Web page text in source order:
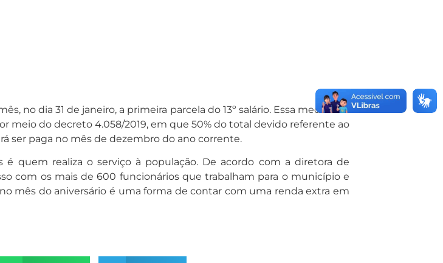
no dia 31 de janeiro, a primeira parcela do 13º salário. Essa medida foi
meio do decreto 4.058/2019, em que 50% do total devido referente ao
ser paga no mês de dezembro do ano corrente.
é quem realiza o serviço à população. De acordo com a diretora de
com os mais de 600 funcionários que trabalham para o município e
mês do aniversário é uma forma de contar com uma renda extra em